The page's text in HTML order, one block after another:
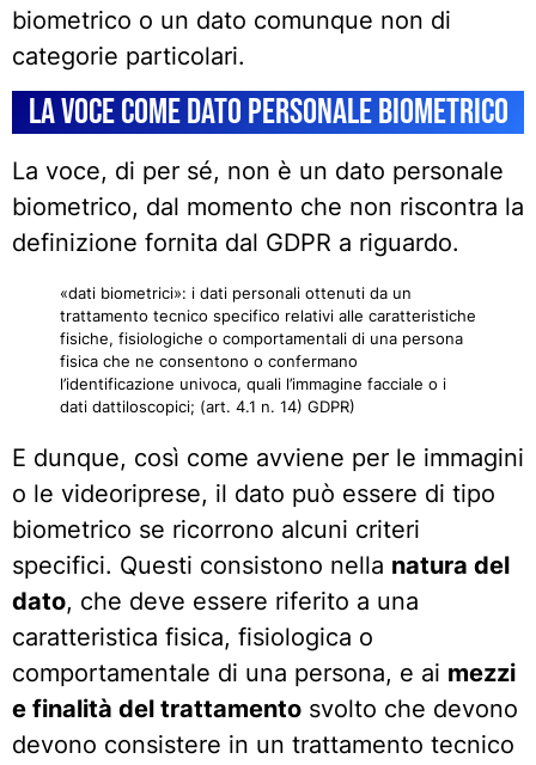
biometrico o un dato comunque non di
categorie particolari.
La voce come dato personale biometrico
La voce, di per sé, non è un dato personale
biometrico, dal momento che non riscontra la
definizione fornita dal GDPR a riguardo.
«dati biometrici»: i dati personali ottenuti da un
trattamento tecnico specifico relativi alle caratteristiche
fisiche, fisiologiche o comportamentali di una persona
fisica che ne consentono o confermano
l’identificazione univoca, quali l’immagine facciale o i
dati dattiloscopici; (art. 4.1 n. 14) GDPR)
E dunque, così come avviene per le immagini
o le videoriprese, il dato può essere di tipo
biometrico se ricorrono alcuni criteri
specifici. Questi consistono nella natura del
dato, che deve essere riferito a una
caratteristica fisica, fisiologica o
comportamentale di una persona, e ai mezzi
e finalità del trattamento svolto che devono
devono consistere in un trattamento tecnico